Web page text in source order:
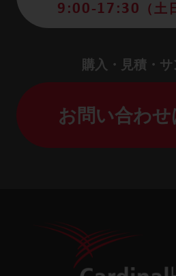
9:00-17:30 （土
購入・見積・
お問い合わ